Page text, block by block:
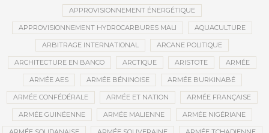
APPROVISIONNEMENT ÉNERGÉTIQUE
APPROVISIONNEMENT HYDROCARBURES MALI AQUACULTURE
ARBITRAGE INTERNATIONAL ARCANE POLITIQUE
ARCHITECTURE EN BANCO ARCTIQUE ARISTOTE ARMÉE
ARMÉE AES ARMÉE BÉNINOISE ARMÉE BURKINABÉ
ARMÉE CONFÉDÉRALE ARMÉE ET NATION ARMÉE FRANÇAISE
ARMÉE GUINÉENNE ARMÉE MALIENNE ARMÉE NIGÉRIANE